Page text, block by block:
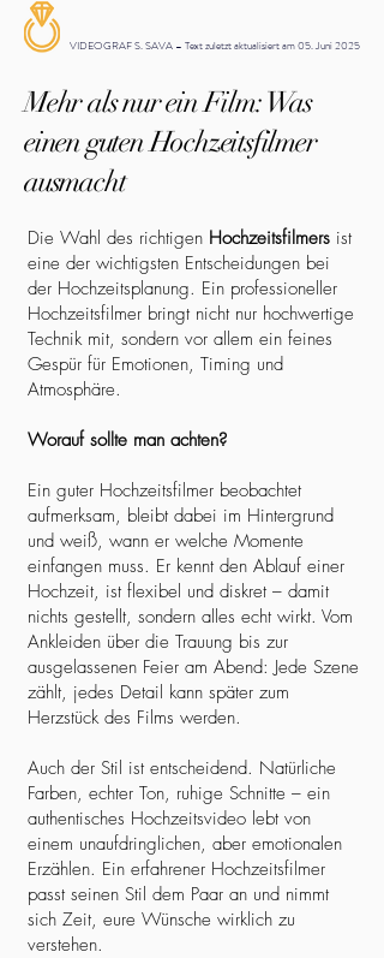
VIDEOGRAF S. SAVA – Text zuletzt aktualisiert am 05. Juni 2025
Mehr als nur ein Film: Was
einen guten Hochzeitsfilmer
ausmacht
Die Wahl des richtigen Hochzeitsfilmers ist
eine der wichtigsten Entscheidungen bei
der Hochzeitsplanung. Ein professioneller
Hochzeitsfilmer bringt nicht nur hochwertige
Technik mit, sondern vor allem ein feines
Gespür für Emotionen, Timing und
Atmosphäre.
Worauf sollte man achten?
Ein guter Hochzeitsfilmer beobachtet
aufmerksam, bleibt dabei im Hintergrund
und weiß, wann er welche Momente
einfangen muss. Er kennt den Ablauf einer
Hochzeit, ist flexibel und diskret – damit
nichts gestellt, sondern alles echt wirkt. Vom
Ankleiden über die Trauung bis zur
ausgelassenen Feier am Abend: Jede Szene
zählt, jedes Detail kann später zum
Herzstück des Films werden.
Auch der Stil ist entscheidend. Natürliche
Farben, echter Ton, ruhige Schnitte – ein
authentisches Hochzeitsvideo lebt von
einem unaufdringlichen, aber emotionalen
Erzählen. Ein erfahrener Hochzeitsfilmer
passt seinen Stil dem Paar an und nimmt
sich Zeit, eure Wünsche wirklich zu
verstehen.